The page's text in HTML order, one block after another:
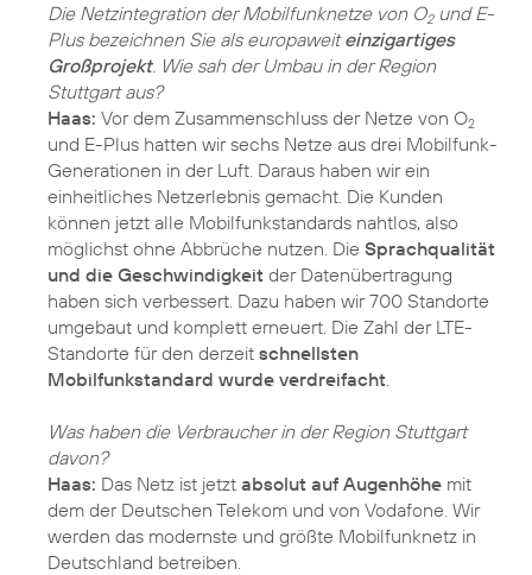
Die Netzintegration der Mobilfunknetze von O2und E-
Plus bezeichnen Sie als europaweiteinzigartiges
Großprojekt. Wie sah der Umbau in der Region
Stuttgart aus?
Haas: Vor dem Zusammenschluss der Netze von O2
und E-Plus hatten wir sechs Netze aus drei Mobilfunk-
Generationen in der Luft. Daraus haben wir ein
einheitliches Netzerlebnis gemacht. Die Kunden
können jetzt alle Mobilfunkstandards nahtlos, also
möglichst ohne Abbrüche nutzen. Die Sprachqualität
und die Geschwindigkeit der Datenübertragung
haben sich verbessert. Dazu haben wir 700 Standorte
umgebaut und komplett erneuert. Die Zahl der LTE-
Standorte für den derzeit schnellsten
Mobilfunkstandard wurde verdreifacht.
Was haben die Verbraucher in der Region Stuttgart
davon?
Haas: Das Netz ist jetzt absolut auf Augenhöhe mit
dem der Deutschen Telekom und von Vodafone. Wir
werden das modernste und größte Mobilfunknetz in
Deutschland betreiben.